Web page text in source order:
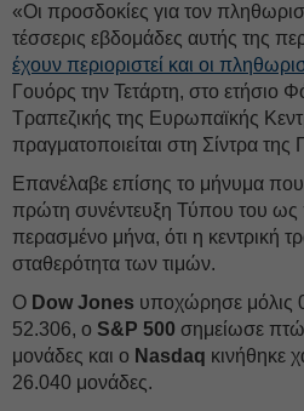
«Οι προσδοκίες για τον
τέσσερις εβδομάδες αυτής της
έχουν περιοριστεί και οι
Γουόρς την Τετάρτη, στο ετήσιο
Τραπεζικής της Ευρωπαϊκής
πραγματοποιείται στη Σίντρα της
Επανέλαβε επίσης το μήνυμα που
πρώτη συνέντευξη Τύπου του ως
περασμένο μήνα, ότι η κεντρική
σταθερότητα των τιμών.
Ο Dow Jones υποχώρησε μόλις
52.306, ο S&P 500 σημείωσε
μονάδες και o Nasdaq κινήθηκε
26.040 μονάδες.